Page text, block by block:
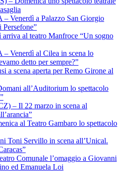
Venerdì a Palazzo San Giorgio
al teatro Manfroce “Un sogno
Venerdì al Cilea in scena lo
detto per sempre?”
a scena aperta per Remo Girone al
all’Auditorium lo spettacolo
– Il 22 marzo in scena al
al Teatro Gambaro lo spettacolo
Toni Servillo in scena all’Unical.
Comunale l’omaggio a Giovanni
ed Emanuela Loi